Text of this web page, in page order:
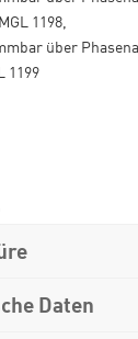
1198,
über
1199
Daten